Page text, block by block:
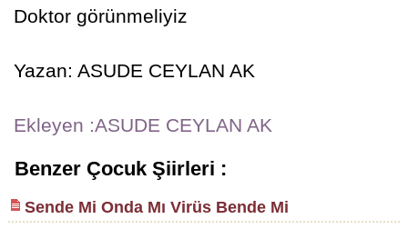
Doktor görünmeliyiz
Yazan: ASUDE CEYLAN AK
Ekleyen :ASUDE CEYLAN AK
Benzer Çocuk Şiirleri :
Sende Mi Onda Mı Virüs Bende Mi